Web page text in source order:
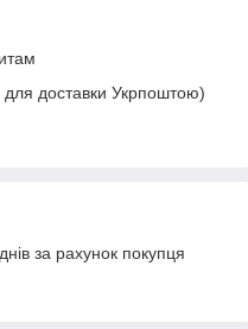
для доставки Укрпоштою)
за рахунок покупця